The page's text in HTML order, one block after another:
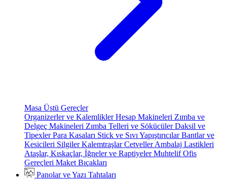
Masa Üstü Gereçler
Organizerler ve KalemliklerHesap Makineleri Zımba ve
Delgeç Makineleri Zımba Telleri ve SökücülerDaksil ve
TipexlerPara Kasaları Stick ve Sıvı YapıştırıcılarBantlar ve
Kesicileri SilgilerKalemtraşlarCetvellerAmbalaj Lastikleri
Ataşlar, Kıskaçlar, İğneler ve RaptiyelerMuhtelif Ofis
Gereçleri Maket Bıçakları
Panolar ve Yazı Tahtaları